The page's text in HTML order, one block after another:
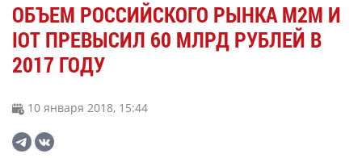
ОБЪЕМ РОССИЙСКОГО РЫНКА М2М И
IOT ПРЕВЫСИЛ 60 МЛРД РУБЛЕЙ В
2017 ГОДУ
10 января 2018, 15:44